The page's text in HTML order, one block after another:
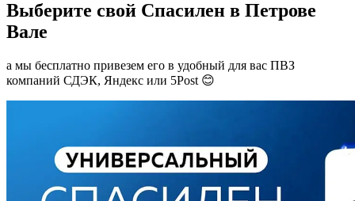
Выберите свой Спасилен в Петрове
Вале
а мы бесплатно привезем его в удобный для вас ПВЗ
компаний СДЭК, Яндекс или 5Post 😊